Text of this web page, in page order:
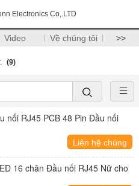
Electronics Co,.LTD
Video Về chúng tôi >>
(9)
nối RJ45 PCB 48 Pin Đầu nối
Liên hệ chúng
tôi
16 chân Đầu nối RJ45 Nữ cho